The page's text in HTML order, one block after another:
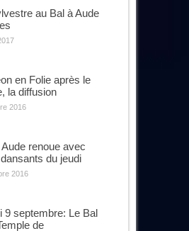
au Bal à Aude
en Folie après le
la diffusion
2016
renoue avec
du jeudi
2016
9 septembre: Le Bal
de